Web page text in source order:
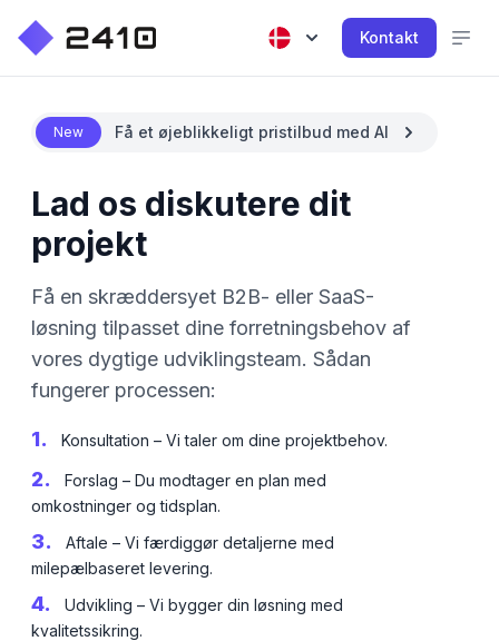
Kontakt
New Få et øjeblikkeligt pristilbud med AI
Lad os diskutere dit
projekt
Få en skræddersyet B2B- eller SaaS-
løsning tilpasset dine forretningsbehov af
vores dygtige udviklingsteam. Sådan
fungerer processen:
1. Konsultation – Vi taler om dine projektbehov.
2.
Forslag – Du modtager en plan med
omkostninger og tidsplan.
3.
Aftale – Vi færdiggør detaljerne med
milepælbaseret levering.
4.
Udvikling – Vi bygger din løsning med
kvalitetssikring.